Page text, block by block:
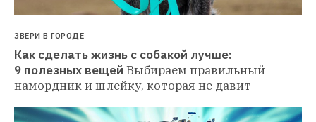
ЗВЕРИ В ГОРОДЕ
Как сделать жизнь с собакой лучше:
9 полезных вещей Выбираем правильный
намордник и шлейку, которая не давит